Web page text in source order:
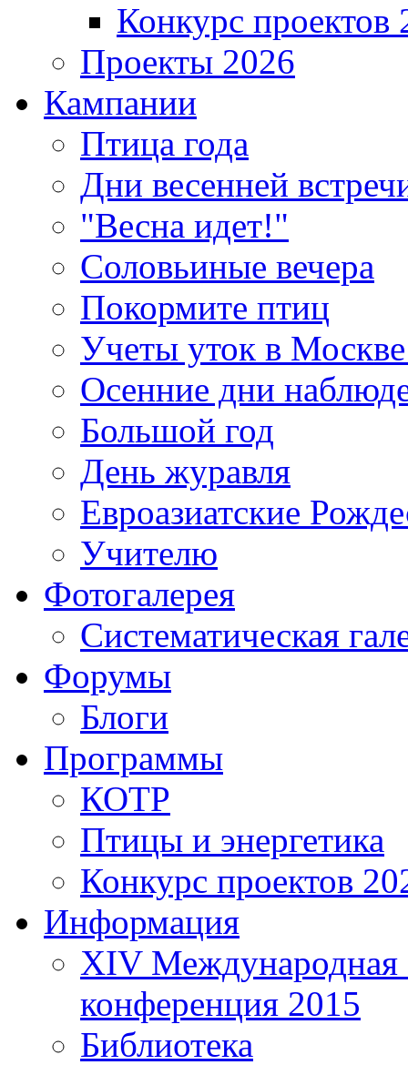
Конкурс проектов
Проекты 2026
Кампании
Птица года
Дни весенней
"Весна идет!"
Соловьиные вечера
Покормите птиц
Учеты уток в
Осенние дни
Большой год
День журавля
Евроазиатские
Учителю
Фотогалерея
Систематическая
Форумы
Блоги
Программы
КОТР
Птицы и энергетика
Конкурс проектов
Информация
XIV Международная
конференция 2015
Библиотека